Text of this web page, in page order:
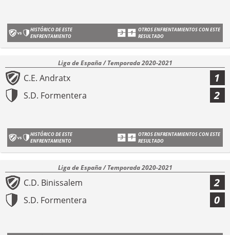
HISTÓRICO DE ESTE
ENFRENTAMIENTO
OTROS ENFRENTAMIENTOS CON ESTE
RESULTADO
Liga de España / Temporada 2020-2021
C.E. Andratx 1
S.D. Formentera 2
HISTÓRICO DE ESTE
ENFRENTAMIENTO
OTROS ENFRENTAMIENTOS CON ESTE
RESULTADO
Liga de España / Temporada 2020-2021
C.D. Binissalem 2
S.D. Formentera 0